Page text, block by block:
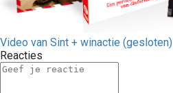
Video van Sint + winactie (gesloten)
Reacties